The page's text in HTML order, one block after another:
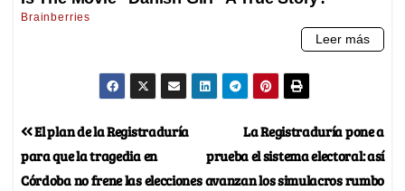
La Registraduría pone a
prueba el sistema electoral: así
avanzan los simulacros rumbo
El plan de la Registraduría
para que la tragedia en
Córdoba no frene las elecciones